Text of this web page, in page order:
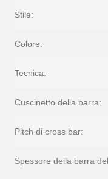
Stile:
Colore:
Tecnica:
Cuscinetto della barra:
Pitch di cross bar:
Spessore della barra